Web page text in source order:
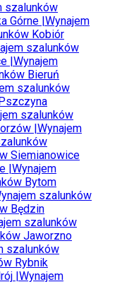
szalunków
Górne Wynajem
Kobiór
szalunków
Wynajem
Bieruń
szalunków
Pszczyna
szalunków
Wynajem
Siemianowice
Wynajem
Bytom
szalunków
Będzin
szalunków
Jaworzno
szalunków
Rybnik
Wynajem